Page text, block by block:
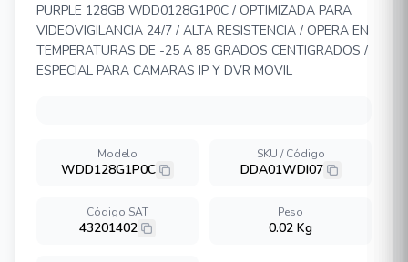
PURPLE 128GB WDD0128G1P0C / OPTIMIZADA PARA
VIDEOVIGILANCIA 24/7 / ALTA RESISTENCIA / OPERA EN
TEMPERATURAS DE -25 A 85 GRADOS CENTIGRADOS /
ESPECIAL PARA CAMARAS IP Y DVR MOVIL
Modelo
WDD128G1P0C
SKU / Código
DDA01WDI07
Código SAT
43201402
Peso
0.02 Kg